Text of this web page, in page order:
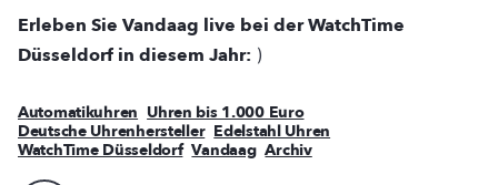
Erleben Sie Vandaag live bei der WatchTime
Düsseldorf in diesem Jahr: )
Automatikuhren Uhren bis 1.000 Euro
Deutsche Uhrenhersteller Edelstahl Uhren
WatchTime Düsseldorf Vandaag Archiv